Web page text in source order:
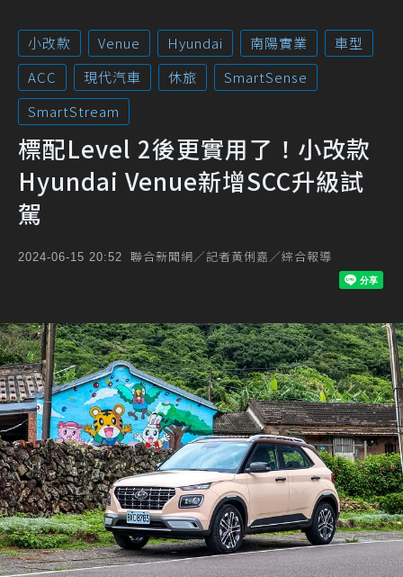
小改款 Venue Hyundai 南陽實業
車型
ACC
現代汽車 休旅
SmartSense
SmartStream
標配Level 2後更實用了！小改款
Hyundai Venue新增SCC升級試
駕
2024-06-15 20:52 聯合新聞網／記者黃俐嘉／綜合報導